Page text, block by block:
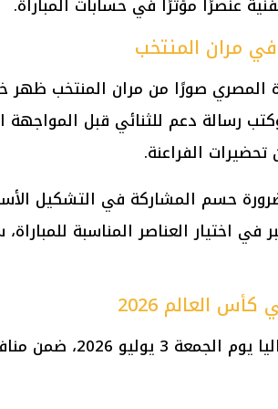
عنصرًا مؤثرًا في حسابات المباراة.
في مران المنتخب
المصري صورًا من مران المنتخب ظهر
رسالة دعم للثنائي قبل المواجهة
الفراعنة.
حسم المشاركة في التشكيل
اختيار العناصر المناسبة
العالم 2026
يلتقي منتخب مصر مع منتخب أستراليا يوم الجمعة